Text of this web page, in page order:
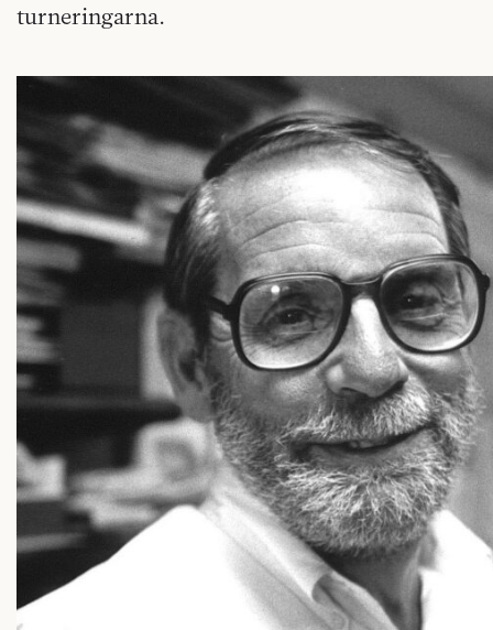
turneringarna.